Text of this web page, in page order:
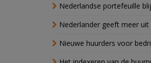
Nederlandse portefeuille
Nederlander geeft meer
Nieuwe huurders voor